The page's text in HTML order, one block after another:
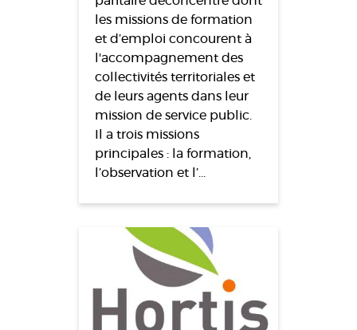
les missions de formation
et d’emploi concourent à
l'accompagnement des
collectivités territoriales et
de leurs agents dans leur
mission de service public.
Il a trois missions
principales : la formation,
l’observation et l’…